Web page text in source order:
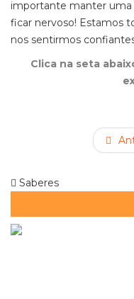
importante manter uma
ficar nervoso! Estamos
nos sentirmos
Clica na seta
Saberes